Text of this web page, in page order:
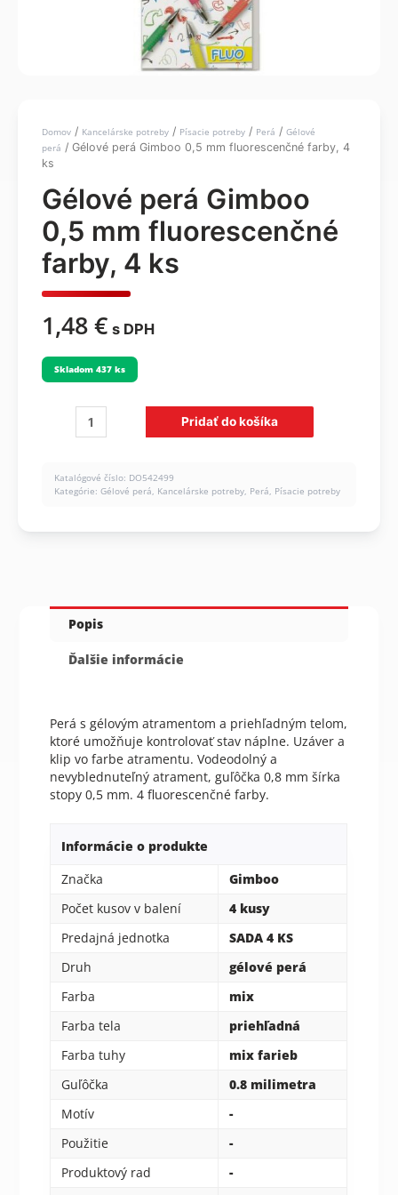
Domov / Kancelárske potreby / Písacie potreby / Perá /Gélové
perá / Gélové perá Gimboo 0,5 mm fluorescenčné farby, 4
ks
Gélové perá Gimboo
0,5 mm fluorescenčné
farby, 4 ks
1,48€ s DPH
Skladom 437 ks
množstvo
0,5
Pridať do košíka
Katalógové číslo: DO542499
Kategórie:Gélové perá, Kancelárske potreby, Perá, Písacie potreby
Popis
Ďalšie informácie
Perá s gélovým atramentom a priehľadným telom,
ktoré umožňuje kontrolovať stav náplne. Uzáver a
klip vo farbe atramentu. Vodeodolný a
nevyblednuteľný atrament, guľôčka 0,8 mm šírka
stopy 0,5 mm. 4 fluorescenčné farby.
Informácie o produkte
Značka
Gimboo
Počet kusov v balení
4 kusy
Predajná jednotka
SADA 4 KS
Druh
gélové perá
Farba
mix
Farba tela
priehľadná
Farba tuhy
mix farieb
Guľôčka
0.8 milimetra
Motív
-
Použitie
-
Produktový rad
-